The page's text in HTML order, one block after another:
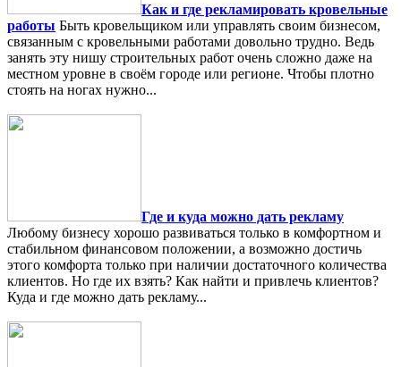
Как и где рекламировать кровельные
работы Быть кровельщиком или управлять своим бизнесом,
связанным с кровельными работами довольно трудно. Ведь
занять эту нишу строительных работ очень сложно даже на
местном уровне в своём городе или регионе. Чтобы плотно
стоять на ногах нужно...
Где и куда можно дать рекламу
Любому бизнесу хорошо развиваться только в комфортном и
стабильном финансовом положении, а возможно достичь
этого комфорта только при наличии достаточного количества
клиентов. Но где их взять? Как найти и привлечь клиентов?
Куда и где можно дать рекламу...